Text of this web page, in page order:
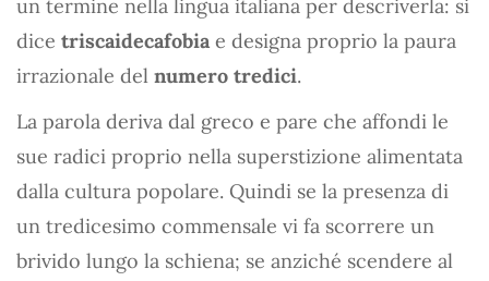
un termine nella lingua italiana per descriverla: si
dice triscaidecafobia e designa proprio la paura
irrazionale del numero tredici.
La parola deriva dal greco e pare che affondi le
sue radici proprio nella superstizione alimentata
dalla cultura popolare. Quindi se la presenza di
un tredicesimo commensale vi fa scorrere un
brivido lungo la schiena; se anziché scendere al